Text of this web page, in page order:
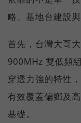
略、基地台建設
首先，台灣大哥
900MHz 雙低頻
穿透力強的特性
有效覆蓋偏鄉及
基礎。